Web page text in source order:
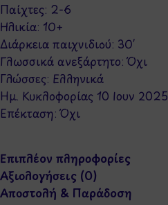
Παίχτες: 2-6
Ηλικία: 10+
Διάρκεια παιχνιδιού: 30′
Γλωσσικά ανεξάρτητο: Όχι
Γλώσσες: Ελληνικά
Ημ. Κυκλοφορίας 10 Ιουν 2025
Επέκταση: Όχι
Επιπλέον πληροφορίες
Αξιολογήσεις (0)
Αποστολή & Παράδοση